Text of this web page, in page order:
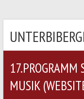
17.PROGRAMM
MUSIK